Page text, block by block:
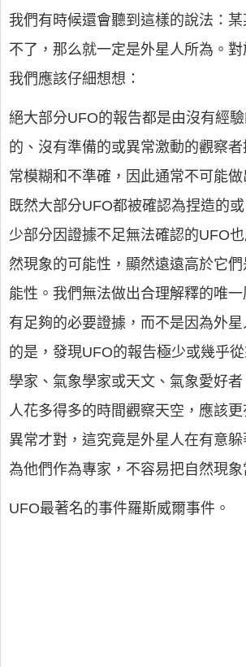
我們有時候還會聽到這樣的說法：
不了，那么就一定是外星人所為。對
我們應該仔細想想：
絕大部分UFO的報告都是由沒有經
的、沒有準備的或異常激動的觀察
常模糊和不準確，因此通常不可能做
既然大部分UFO都被確認為捏造的
少部分因證據不足無法確認的UFO
然現象的可能性，顯然遠遠高於它
能性。我們無法做出合理解釋的唯
有足夠的必要證據，而不是因為外
的是，發現UFO的報告極少或幾乎
學家、氣象學家或天文、氣象愛好
人花多得多的時間觀察天空，應該
異常才對，這究竟是外星人在有意
為他們作為專家，不容易把自然現象
UFO最著名的事件羅斯威爾事件。